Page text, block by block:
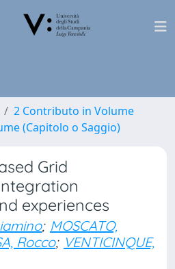
2 Contributo in Volume
(Capitolo o Saggio)
Grid
experiences
; MOSCATO,
Rocco; VENTICINQUE,